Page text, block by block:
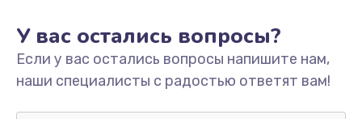
У вас остались вопросы?
Если у вас остались вопросы напишите нам,
наши специалисты с радостью ответят вам!